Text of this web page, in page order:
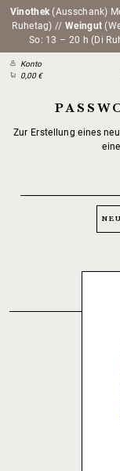
Vinothek(Ausschank)
Ruhetag) // Weingut
So: 13 – 20 h (Di
Konto
0,00 €
Zur Erstellung eines